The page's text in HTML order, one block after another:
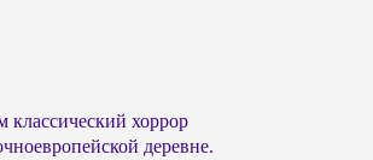
хоррор
деревне.